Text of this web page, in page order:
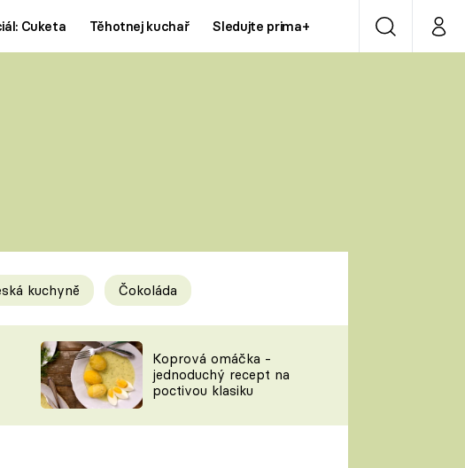
Cuketa Těhotnej kuchař Sledujte prima+ VyhledáváníMůj
ŠÉFREDAKTORKY
Prima LAJK
Sledujte nás
kuchyně Čokoláda
Koprová omáčka -
jednoduchý recept na
poctivou klasiku